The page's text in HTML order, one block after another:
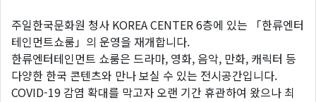
주일한국문화원 청사 KOREA CENTER 6층에 있는 「한류엔터
테인먼트쇼룸」의 운영을 재개합니다.
한류엔터테인먼트 쇼룸은 드라마, 영화, 음악, 만화, 캐릭터 등
다양한 한국 콘텐츠와 만나 보실 수 있는 전시공간입니다.
COVID-19 감염 확대를 막고자 오랜 기간 휴관하여 왔으나 최